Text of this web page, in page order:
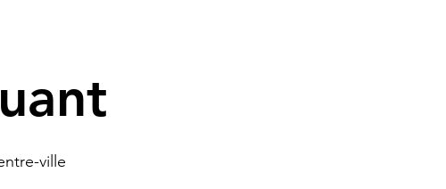
ville